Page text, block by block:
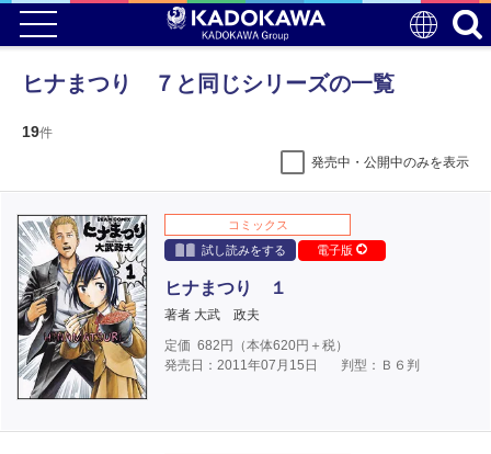
ヒナまつり ７と同じシリーズの一覧
19件
発売中・公開中のみを表示
コミックス
試し読みをする
電子版
ヒナまつり １
著者 大武 政夫
定価 682 円（本体620円＋税）
発売日：2011年07月15日
判型：Ｂ６判